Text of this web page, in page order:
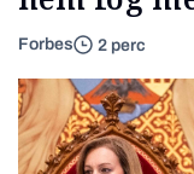
Forbes 2 perc